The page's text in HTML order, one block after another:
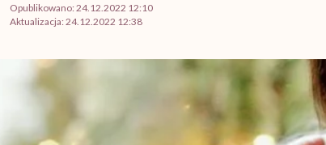
Opublikowano:24.12.2022 12:10
Aktualizacja:24.12.2022 12:38